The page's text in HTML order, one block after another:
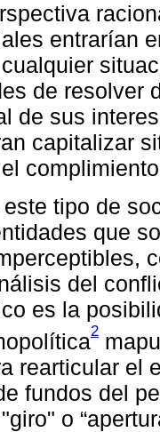
entrarían
de resolver
de sus
capitalizar
tipo de
que
del
es la
2
rearticular el
fundos del
o